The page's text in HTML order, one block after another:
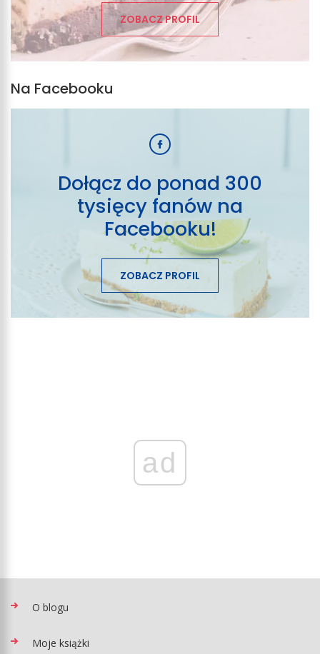
ZOBACZ PROFIL
Na Facebooku
Dołącz do ponad 300
tysięcy fanów na
Facebooku!
ZOBACZ PROFIL
ad
O blogu
Moje książki